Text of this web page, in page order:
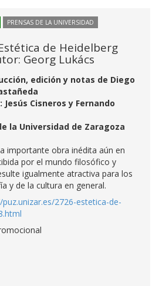
PRENSAS DE LA UNIVERSIDAD
de Heidelberg
Georg Lukács
edición y notas de Diego
Cisneros y Fernando
la Universidad de Zaragoza
importante obra inédita aún en
por el mundo filosófico y
igualmente atractiva para los
y de la cultura en general.
2726-estetica-de-